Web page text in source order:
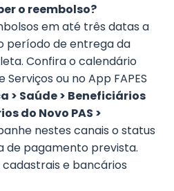
o reembolso?
em até três datas a
período de entrega da
Confira o calendário
ou no App FAPES
> Saúde > Beneficiários
do Novo PAS >
nestes canais o status
de pagamento prevista.
e bancários